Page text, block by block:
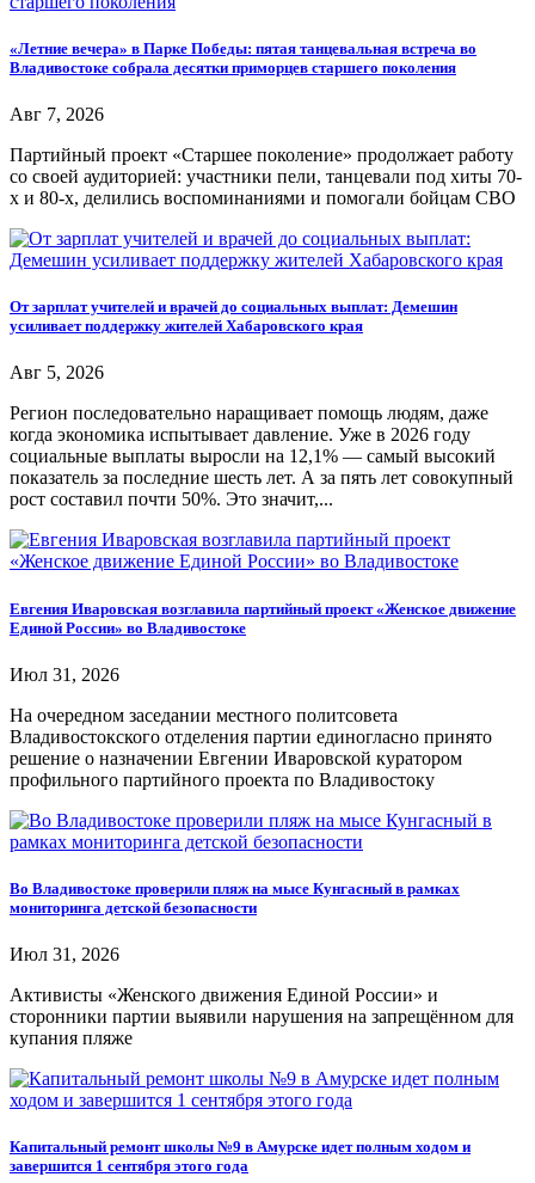
«Летние вечера» в Парке Победы: пятая танцевальная встреча во
Владивостоке собрала десятки приморцев старшего поколения
Авг 7, 2026
Партийный проект «Старшее поколение» продолжает работу
со своей аудиторией: участники пели, танцевали под хиты 70-
х и 80-х, делились воспоминаниями и помогали бойцам СВО
От зарплат учителей и врачей до социальных выплат: Демешин
усиливает поддержку жителей Хабаровского края
Авг 5, 2026
Регион последовательно наращивает помощь людям, даже
когда экономика испытывает давление. Уже в 2026 году
социальные выплаты выросли на 12,1% — самый высокий
показатель за последние шесть лет. А за пять лет совокупный
рост составил почти 50%. Это значит,...
Евгения Иваровская возглавила партийный проект «Женское движение
Единой России» во Владивостоке
Июл 31, 2026
На очередном заседании местного политсовета
Владивостокского отделения партии единогласно принято
решение о назначении Евгении Иваровской куратором
профильного партийного проекта по Владивостоку
Во Владивостоке проверили пляж на мысе Кунгасный в рамках
мониторинга детской безопасности
Июл 31, 2026
Активисты «Женского движения Единой России» и
сторонники партии выявили нарушения на запрещённом для
купания пляже
Капитальный ремонт школы №9 в Амурске идет полным ходом и
завершится 1 сентября этого года